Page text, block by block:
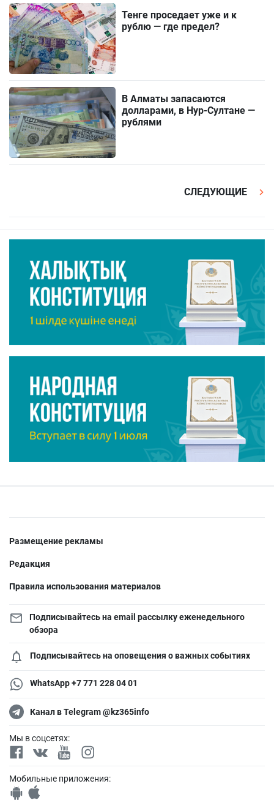
Тенге проседает уже и к
рублю — где предел?
В Алматы запасаются
долларами, в Нур-Султане —
рублями
СЛЕДУЮЩИЕ
Размещение рекламы
Редакция
Правила использования материалов
Подписывайтесь на email рассылку еженедельного
обзора
Подписывайтесь на оповещения о важных событиях
WhatsApp +7 771 228 04 01
Канал в Telegram @kz365info
Мы в соцсетях:
Мобильные приложения: